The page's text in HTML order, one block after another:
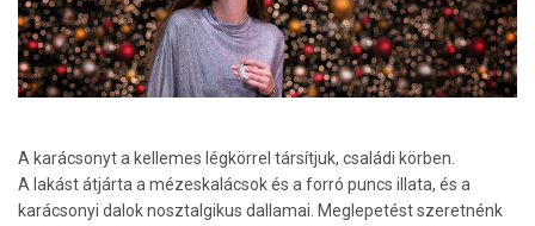
A karácsonyt a kellemes légkörrel társítjuk, családi körben.
A lakást átjárta a mézeskalácsok és a forró puncs illata, és a
karácsonyi dalok nosztalgikus dallamai. Meglepetést szeretnénk